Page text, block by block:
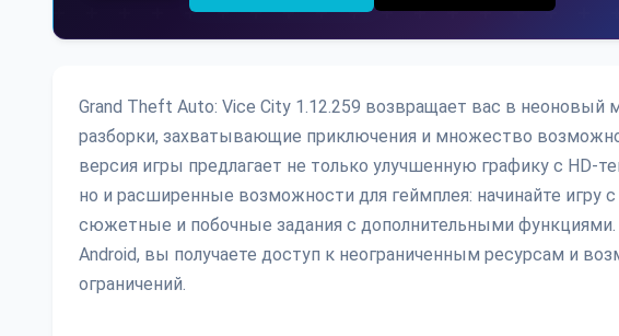
Grand Theft Auto: Vice City 1.12.259 возвращает вас в
разборки, захватывающие приключения и множество
версия игры предлагает не только улучшенную графику с HD-
но и расширенные возможности для геймплея: начинайте игру
сюжетные и побочные задания с дополнительными
Android, вы получаете доступ к неограниченным ресурсам и
ограничений.